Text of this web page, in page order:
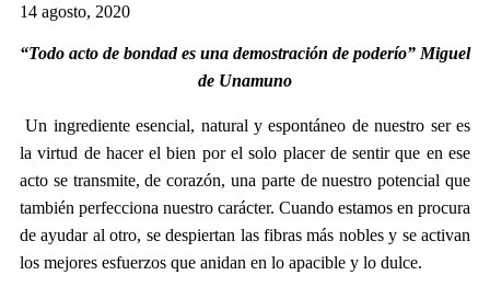
14 agosto, 2020
“Todo acto de bondad es una demostración de poderío” Miguel
de Unamuno
Un ingrediente esencial, natural y espontáneo de nuestro ser es
la virtud de hacer el bien por el solo placer de sentir que en ese
acto se transmite, de corazón, una parte de nuestro potencial que
también perfecciona nuestro carácter. Cuando estamos en procura
de ayudar al otro, se despiertan las fibras más nobles y se activan
los mejores esfuerzos que anidan en lo apacible y lo dulce.